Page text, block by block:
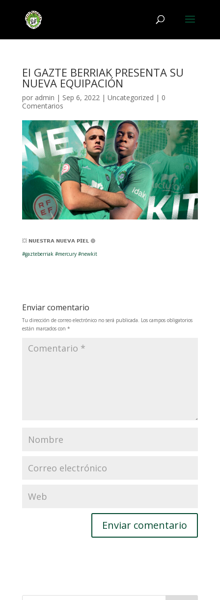
El GAZTE BERRIAK PRESENTA SU
NUEVA EQUIPACIÓN
por admin | Sep 6, 2022| Uncategorized | 0
Comentarios
💥 𝗡𝗨𝗘𝗦𝗧𝗥𝗔 𝗡𝗨𝗘𝗩𝗔 𝗣𝗜𝗘𝗟 🟢
#gazteberriak #mercury #newkit
Enviar comentario
Tu dirección de correo electrónico no será publicada. Los campos obligatorios
están marcados con *